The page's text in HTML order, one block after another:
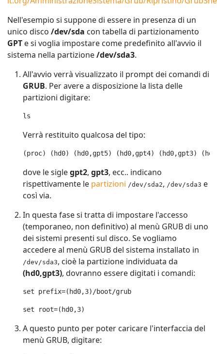
Nell'esempio si suppone di essere in presenza di un
unico disco /dev/sda con tabella di partizionamento
GPT e si voglia impostare come predefinito all'avvio il
sistema nella partizione/dev/sda3.
All'avvio verrà visualizzato il prompt dei comandi di
GRUB. Per avere a disposizione la lista delle
partizioni digitare:
ls
Verrà restituito qualcosa del tipo:
(proc) (hd0) (hd0,gpt5) (hd0,gpt4) (hd0,gpt3)
dove le siglegpt2, gpt3, ecc.. indicano
rispettivamente le partizioni /dev/sda2, /dev/sda3 e
così via.
In questa fase si tratta di impostare l'accesso
(temporaneo, non definitivo) al menù GRUB di uno
dei sistemi presenti sul disco. Se vogliamo
accedere al menù GRUB del sistema installato in
/dev/sda3, cioè la partizione individuata da
(hd0,gpt3), dovranno essere digitati i comandi:
set prefix=(hd0,3)/boot/grub
set root=(hd0,3)
A questo punto per poter caricare l'interfaccia del
menù GRUB, digitare: